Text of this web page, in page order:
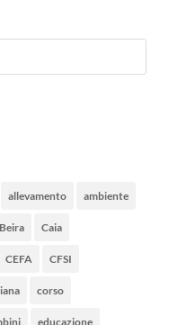
allevamento ambiente
Beira Caia
CEFA CFSI
corso
educazione